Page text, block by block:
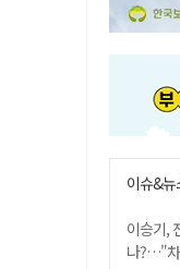
이슈&뉴
이승기,
나?…"차